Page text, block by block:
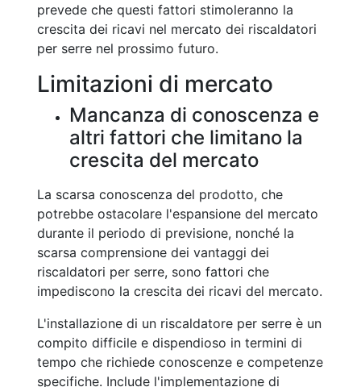
prevede che questi fattori stimoleranno la
crescita dei ricavi nel mercato dei riscaldatori
per serre nel prossimo futuro.
Limitazioni di mercato
Mancanza di conoscenza e
altri fattori che limitano la
crescita del mercato
La scarsa conoscenza del prodotto, che
potrebbe ostacolare l'espansione del mercato
durante il periodo di previsione, nonché la
scarsa comprensione dei vantaggi dei
riscaldatori per serre, sono fattori che
impediscono la crescita dei ricavi del mercato.
L'installazione di un riscaldatore per serre è un
compito difficile e dispendioso in termini di
tempo che richiede conoscenze e competenze
specifiche. Include l'implementazione di